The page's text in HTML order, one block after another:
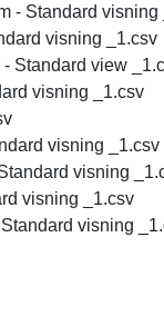
- Standard visning
visning _1.csv
Standard view
visning _1.csv
visning _1.csv
visning
visning _1.csv
visning